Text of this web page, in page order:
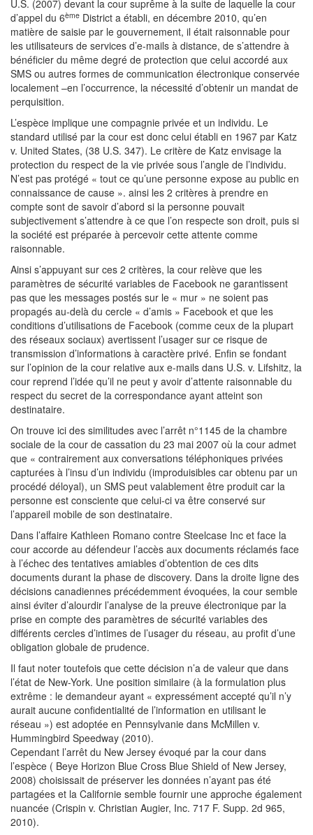
U.S. (2007) devant la cour suprême à la suite de laquelle la cour
d’appel du 6ème District a établi, en décembre 2010, qu’en
matière de saisie par le gouvernement, il était raisonnable pour
les utilisateurs de services d’e-mails à distance, de s’attendre à
bénéficier du même degré de protection que celui accordé aux
SMS ou autres formes de communication électronique conservée
localement –en l’occurrence, la nécessité d’obtenir un mandat de
perquisition.
L’espèce implique une compagnie privée et un individu. Le
standard utilisé par la cour est donc celui établi en 1967 par Katz
v. United States, (38 U.S. 347). Le critère de Katz envisage la
protection du respect de la vie privée sous l’angle de l’individu.
N’est pas protégé « tout ce qu’une personne expose au public en
connaissance de cause ». ainsi les 2 critères à prendre en
compte sont de savoir d’abord si la personne pouvait
subjectivement s’attendre à ce que l’on respecte son droit, puis si
la société est préparée à percevoir cette attente comme
raisonnable.
Ainsi s’appuyant sur ces 2 critères, la cour relève que les
paramètres de sécurité variables de Facebook ne garantissent
pas que les messages postés sur le « mur » ne soient pas
propagés au-delà du cercle « d’amis » Facebook et que les
conditions d’utilisations de Facebook (comme ceux de la plupart
des réseaux sociaux) avertissent l’usager sur ce risque de
transmission d’informations à caractère privé. Enfin se fondant
sur l’opinion de la cour relative aux e-mails dans U.S. v. Lifshitz, la
cour reprend l’idée qu’il ne peut y avoir d’attente raisonnable du
respect du secret de la correspondance ayant atteint son
destinataire.
On trouve ici des similitudes avec l’arrêt n°1145 de la chambre
sociale de la cour de cassation du 23 mai 2007 où la cour admet
que « contrairement aux conversations téléphoniques privées
capturées à l’insu d’un individu (improduisibles car obtenu par un
procédé déloyal), un SMS peut valablement être produit car la
personne est consciente que celui-ci va être conservé sur
l’appareil mobile de son destinataire.
Dans l’affaire Kathleen Romano contre Steelcase Inc et face la
cour accorde au défendeur l’accès aux documents réclamés face
à l’échec des tentatives amiables d’obtention de ces dits
documents durant la phase de discovery. Dans la droite ligne des
décisions canadiennes précédemment évoquées, la cour semble
ainsi éviter d’alourdir l’analyse de la preuve électronique par la
prise en compte des paramètres de sécurité variables des
différents cercles d’intimes de l’usager du réseau, au profit d’une
obligation globale de prudence.
Il faut noter toutefois que cette décision n’a de valeur que dans
l’état de New-York. Une position similaire (à la formulation plus
extrême : le demandeur ayant « expressément accepté qu’il n’y
aurait aucune confidentialité de l’information en utilisant le
réseau ») est adoptée en Pennsylvanie dans McMillen v.
Hummingbird Speedway (2010).
Cependant l’arrêt du New Jersey évoqué par la cour dans
l’espèce ( Beye Horizon Blue Cross Blue Shield of New Jersey,
2008) choisissait de préserver les données n’ayant pas été
partagées et la Californie semble fournir une approche également
nuancée (Crispin v. Christian Augier, Inc. 717 F. Supp. 2d 965,
2010).